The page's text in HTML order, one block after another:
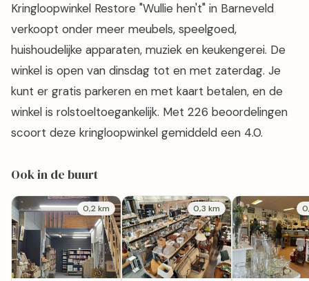
Kringloopwinkel Restore "Wullie hen't" in Barneveld
verkoopt onder meer meubels, speelgoed,
huishoudelijke apparaten, muziek en keukengerei. De
winkel is open van dinsdag tot en met zaterdag. Je
kunt er gratis parkeren en met kaart betalen, en de
winkel is rolstoeltoegankelijk. Met 226 beoordelingen
scoort deze kringloopwinkel gemiddeld een 4.0.
Ook in de buurt
0,2 km 0,3 km